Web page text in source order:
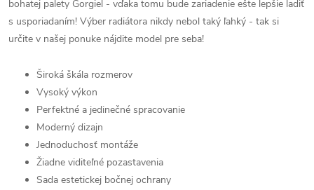
bohatej palety Gorgiel - vďaka tomu bude zariadenie ešte lepšie ladiť
s usporiadaním! Výber radiátora nikdy nebol taký ľahký - tak si
určite v našej ponuke nájdite model pre seba!
Široká škála rozmerov
Vysoký výkon
Perfektné a jedinečné spracovanie
Moderný dizajn
Jednoduchosť montáže
Žiadne viditeľné pozastavenia
Sada estetickej bočnej ochrany